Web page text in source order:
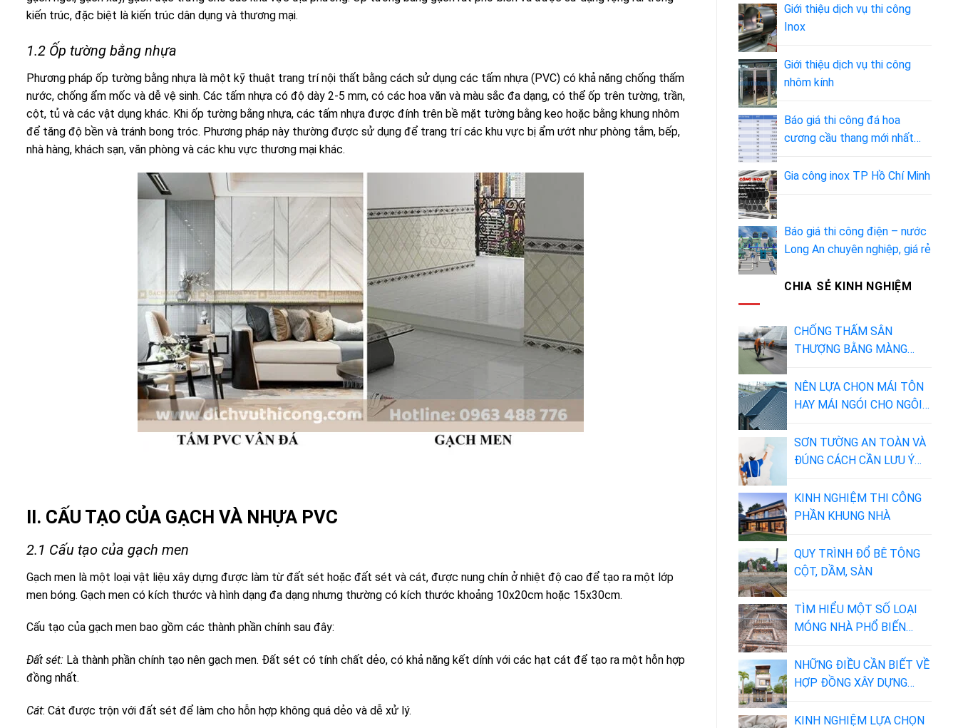
kiến trúc, đặc biệt là kiến trúc dân dụng và thương mại.
1.2 Ốp tường bằng nhựa
Phương pháp ốp tường bằng nhựa là một kỹ thuật trang trí nội thất bằng cách sử dụng các tấm nhựa (PVC) có khả năng chống thấm
nước, chống ẩm mốc và dễ vệ sinh. Các tấm nhựa có độ dày 2-5 mm, có các hoa văn và màu sắc đa dạng, có thể ốp trên tường, trần,
cột, tủ và các vật dụng khác. Khi ốp tường bằng nhựa, các tấm nhựa được đính trên bề mặt tường bằng keo hoặc bằng khung nhôm
để tăng độ bền và tránh bong tróc. Phương pháp này thường được sử dụng để trang trí các khu vực bị ẩm ướt như phòng tắm, bếp,
nhà hàng, khách sạn, văn phòng và các khu vực thương mại khác.
II. CẤU TẠO CỦA GẠCH VÀ NHỰA PVC
2.1 Cấu tạo của gạch men
Gạch men là một loại vật liệu xây dựng được làm từ đất sét hoặc đất sét và cát, được nung chín ở nhiệt độ cao để tạo ra một lớp
men bóng. Gạch men có kích thước và hình dạng đa dạng nhưng thường có kích thước khoảng 10x20cm hoặc 15x30cm.
Cấu tạo của gạch men bao gồm các thành phần chính sau đây:
Đất sét: Là thành phần chính tạo nên gạch men. Đất sét có tính chất dẻo, có khả năng kết dính với các hạt cát để tạo ra một hỗn hợp
đồng nhất.
Cát: Cát được trộn với đất sét để làm cho hỗn hợp không quá dẻo và dễ xử lý.
Giới thiệu dịch vụ thi công
Inox
Giới thiệu dịch vụ thi công
nhôm kính
Báo giá thi công đá hoa
cương cầu thang mới nhất
Gia công inox TP Hồ Chí Minh
Báo giá thi công điện – nước
Long An chuyên nghiệp, giá rẻ
CHIA SẺ KINH NGHIỆM
CHỐNG THẤM SÂN
THƯỢNG BẰNG MÀNG
ỨNG DỤNG
NÊN LỰA CHỌN MÁI TÔN
HAY MÁI NGÓI CHO NGÔI
SƠN TƯỜNG AN TOÀN VÀ
ĐÚNG CÁCH CẦN LƯU Ý
KINH NGHIỆM THI CÔNG
PHẦN KHUNG NHÀ
QUY TRÌNH ĐỔ BÊ TÔNG
CỘT, DẦM, SÀN
TÌM HIỂU MỘT SỐ LOẠI
MÓNG NHÀ PHỔ BIẾN
NHỮNG ĐIỀU CẦN BIẾT VỀ
HỢP ĐỒNG XÂY DỰNG
KINH NGHIỆM LỰA CHỌN